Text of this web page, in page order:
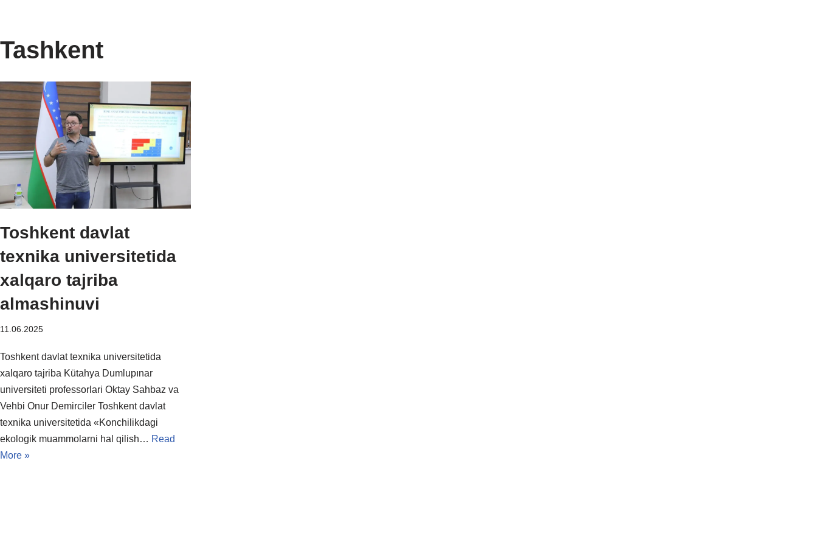
to
Tashkent
Toshkent davlat
texnika universitetida
xalqaro tajriba
almashinuvi
11.06.2025
Toshkent davlat texnika universitetida
xalqaro tajriba Kütahya Dumlupınar
universiteti professorlari Oktay Sahbaz va
Vehbi Onur Demirciler Toshkent davlat
texnika universitetida «Konchilikdagi
ekologik muammolarni hal qilish… Read
More »